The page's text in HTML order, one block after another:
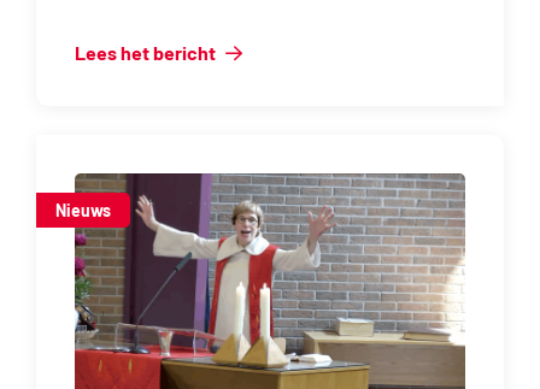
Lees het bericht
Nieuws